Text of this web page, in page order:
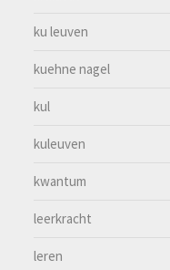
ku leuven
kuehne nagel
kul
kuleuven
kwantum
leerkracht
leren